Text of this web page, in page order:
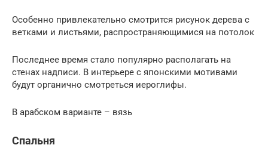
Особенно привлекательно смотрится рисунок дерева с
ветками и листьями, распространяющимися на потолок
Последнее время стало популярно располагать на
стенах надписи. В интерьере с японскими мотивами
будут органично смотреться иероглифы.
В арабском варианте – вязь
Спальня